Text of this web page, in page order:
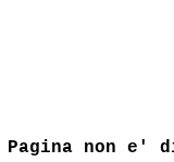
Pagina non e'